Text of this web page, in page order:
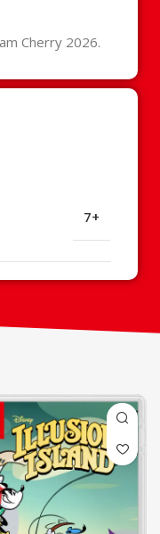
Cherry 2026.
7+